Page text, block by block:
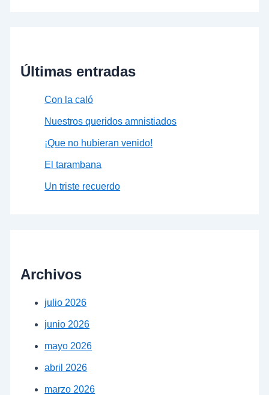
Últimas entradas
Con la caló
Nuestros queridos amnistiados
¡Que no hubieran venido!
El tarambana
Un triste recuerdo
Archivos
julio 2026
junio 2026
mayo 2026
abril 2026
marzo 2026